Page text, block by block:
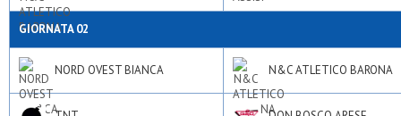
GIORNATA 02
NORD OVEST BIANCA N&C ATLETICO BARONA